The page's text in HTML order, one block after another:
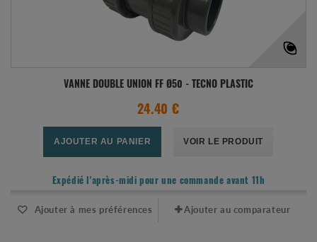
VANNE DOUBLE UNION FF Ø50 - TECNO PLASTIC
24.40 €
AJOUTER AU PANIER VOIR LE PRODUIT
Expédié l'après-midi pour une commande avant 11h
Ajouter à mes préférences Ajouter au comparateur